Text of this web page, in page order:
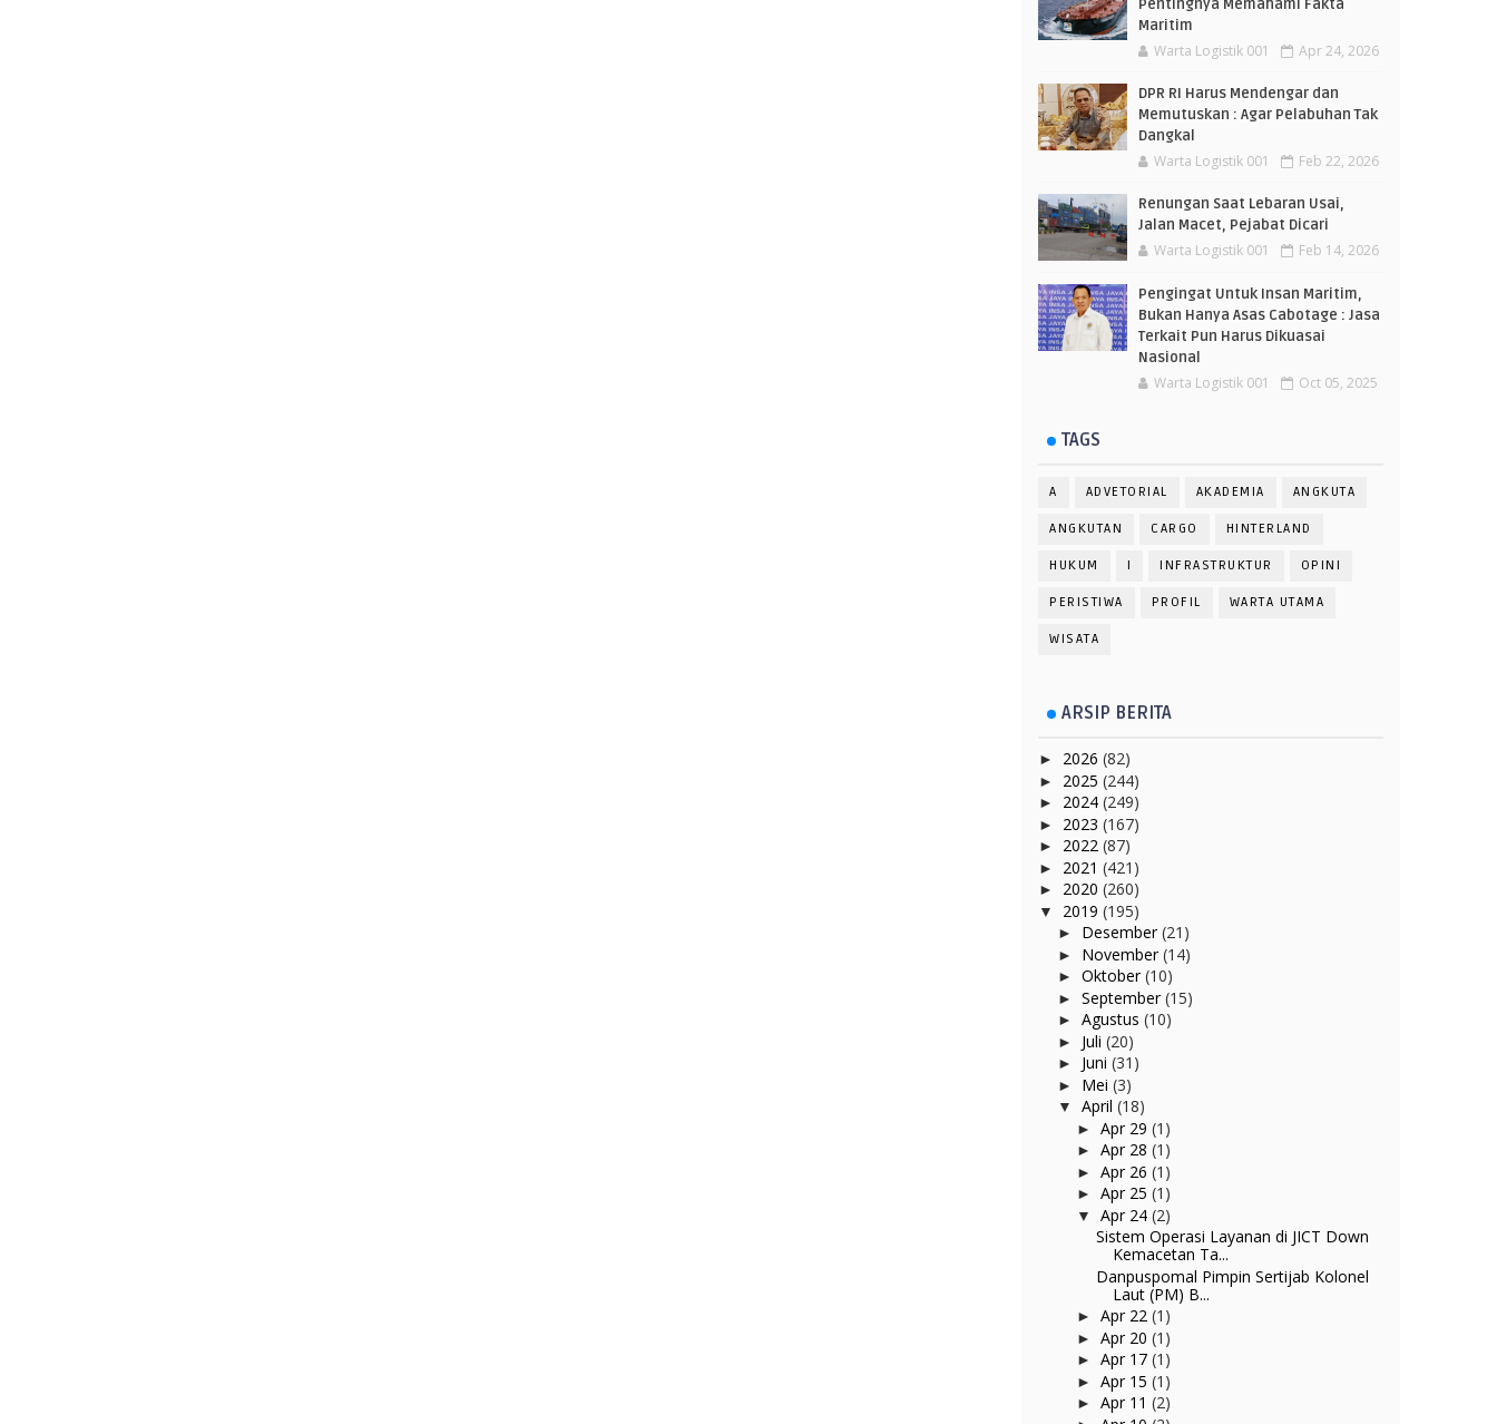
Pentingnya Memahami Fakta
Maritim
Warta Logistik 001 Apr 24, 2026
DPR RI Harus Mendengar dan
Memutuskan : Agar Pelabuhan Tak
Dangkal
Warta Logistik 001 Feb 22, 2026
Renungan Saat Lebaran Usai,
Jalan Macet, Pejabat Dicari
Warta Logistik 001 Feb 14, 2026
Pengingat Untuk Insan Maritim,
Bukan Hanya Asas Cabotage : Jasa
Terkait Pun Harus Dikuasai
Nasional
Warta Logistik 001 Oct 05, 2025
TAGS
A ADVETORIAL AKADEMIA ANGKUTA
ANGKUTAN CARGO HINTERLAND
HUKUM I INFRASTRUKTUR OPINI
PERISTIWA PROFIL WARTA UTAMA
WISATA
ARSIP BERITA
► 2026 (82)
► 2025 (244)
► 2024 (249)
► 2023 (167)
► 2022 (87)
► 2021 (421)
► 2020 (260)
▼ 2019 (195)
► Desember(21)
► November(14)
► Oktober(10)
► September(15)
► Agustus (10)
► Juli (20)
► Juni (31)
► Mei (3)
▼ April (18)
► Apr 29 (1)
► Apr 28 (1)
► Apr 26 (1)
► Apr 25 (1)
▼ Apr 24 (2)
Sistem Operasi Layanan di JICT Down
Kemacetan Ta...
Danpuspomal Pimpin Sertijab Kolonel
Laut (PM) B...
► Apr 22 (1)
► Apr 20 (1)
► Apr 17 (1)
► Apr 15 (1)
► Apr 11 (2)